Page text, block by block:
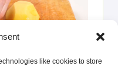
like cookies to store